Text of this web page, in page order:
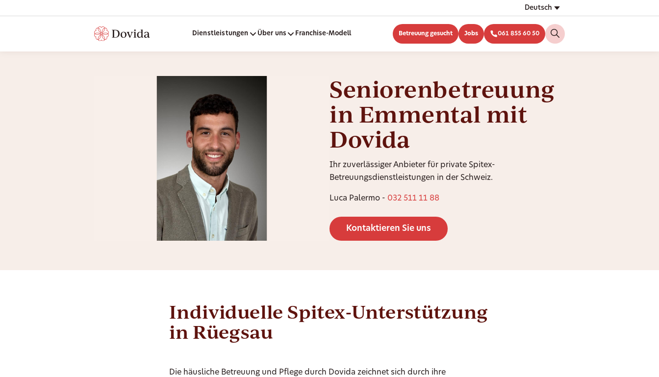
Deutsch
Dienstleistungen Über uns Franchise-Modell Betreuung gesucht Jobs 061 855 60 50
Seniorenbetreuung
in Emmental mit
Dovida
Ihr zuverlässiger Anbieter für private Spitex-
Betreuungsdienstleistungen in der Schweiz.
Luca Palermo - 032 511 11 88
Kontaktieren Sie uns
Individuelle Spitex-Unterstützung
in Rüegsau
Die häusliche Betreuung und Pflege durch Dovida zeichnet sich durch ihre